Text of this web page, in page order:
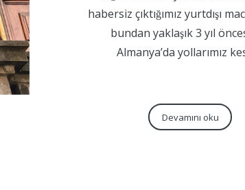
habersiz çıktığımız yurtdışı
bundan yaklaşık 3 yıl
Almanya’da yollarımız
Devamını oku